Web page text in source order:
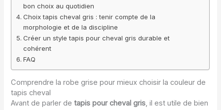
bon choix au quotidien
Choix tapis cheval gris : tenir compte de la
morphologie et de la discipline
Créer un style tapis pour cheval gris durable et
cohérent
FAQ
Comprendre la robe grise pour mieux choisir la couleur de
tapis cheval
Avant de parler detapis pour cheval gris , il est utile de bien